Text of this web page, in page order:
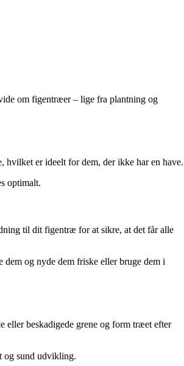
om figentræer – lige fra plantning og
er ideelt for dem, der ikke har en have.
optimalt.
til dit figentræ for at sikre, at det får alle
og nyde dem friske eller bruge dem i
beskadigede grene og form træet efter
og sund udvikling.